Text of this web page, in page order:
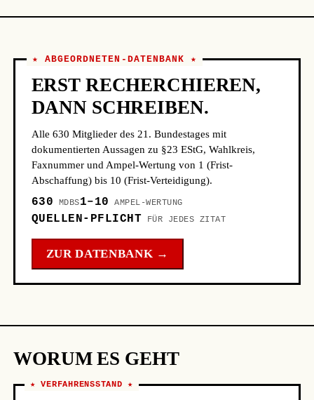
★ ABGEORDNETEN-DATENBANK ★
ERST RECHERCHIEREN,
DANN SCHREIBEN.
Alle 630 Mitglieder des 21. Bundestages mit
dokumentierten Aussagen zu §23 EStG, Wahlkreis,
Faxnummer und Ampel-Wertung von 1 (Frist-
Abschaffung) bis 10 (Frist-Verteidigung).
630 MDBS1–10 AMPEL-WERTUNG
QUELLEN-PFLICHT FÜR JEDES ZITAT
ZUR DATENBANK →
WORUM ES GEHT
★ VERFAHRENSSTAND ★